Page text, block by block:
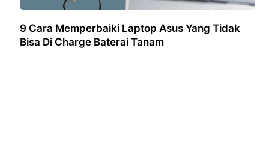
9 Cara Memperbaiki Laptop Asus Yang Tidak
Bisa Di Charge Baterai Tanam